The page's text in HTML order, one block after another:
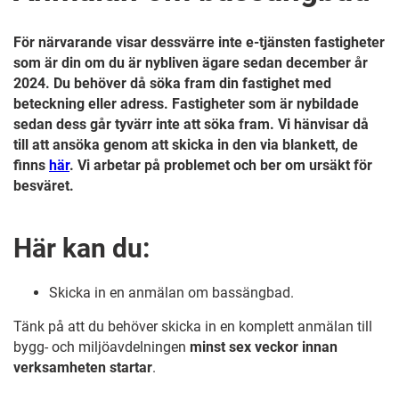
För närvarande visar dessvärre inte e-tjänsten fastigheter
som är din om du är nybliven ägare sedan december år
2024. Du behöver då söka fram din fastighet med
beteckning eller adress. Fastigheter som är nybildade
sedan dess går tyvärr inte att söka fram. Vi hänvisar då
till att ansöka genom att skicka in den via blankett, de
finns här. Vi arbetar på problemet och ber om ursäkt för
besväret.
Här kan du:
Skicka in en anmälan om bassängbad.
Tänk på att du behöver skicka in en komplett anmälan till
bygg- och miljöavdelningen minst sex veckor innan
verksamheten startar.